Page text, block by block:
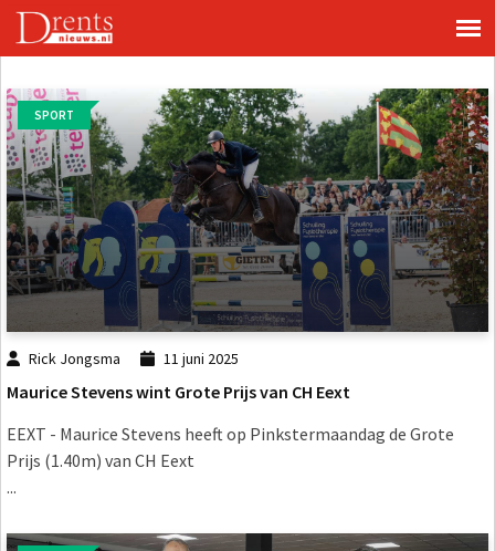
SPORT
Rick Jongsma 11 juni 2025
Maurice Stevens wint Grote Prijs van CH Eext
EEXT - Maurice Stevens heeft op Pinkstermaandag de Grote
Prijs (1.40m) van CH Eext
...